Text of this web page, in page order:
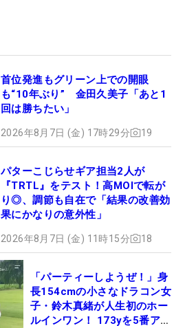
首位発進もグリーン上での開眼
も“10年ぶり” 金田久美子「あと1
回は勝ちたい」
2026年8月7日 (金) 17時29分 19
パターこじらせギア担当2人が
『TRTL』をテスト！高MOIで転が
り◎、調節も自在で「結果の改善効
果にかなりの意外性」
2026年8月7日 (金) 11時15分 18
「パーティーしようぜ！」身
長154cmの小さなドラコン女
子・鈴木真緒が人生初のホー
ルインワン！ 173yを5番アイ